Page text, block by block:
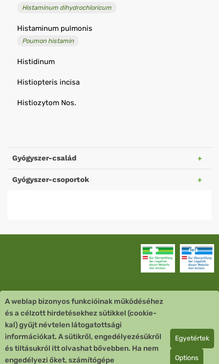
Histaminum dihydrochloricum
Histaminum pulmonis
Poumon histamin
Histidinum
Histiopteris incisa
Histiozytom Nos.
Gyógyszer-család
Gyógyszer-csoportok
Vevőszolgálat
Quick Links
Fizetési mód
A weblap bizonyos funkcióinak működéséhez
és a célzott hirdetésekhez sütikkel (cookie-
kal) gyűjt névtelen látogatottsági
információkat. A sütikről, engedélyezésükről
és tiltásukról itt olvashat bővebben. Ha nem
engedélyezi őket, számítógépe
Egyetértek
Options